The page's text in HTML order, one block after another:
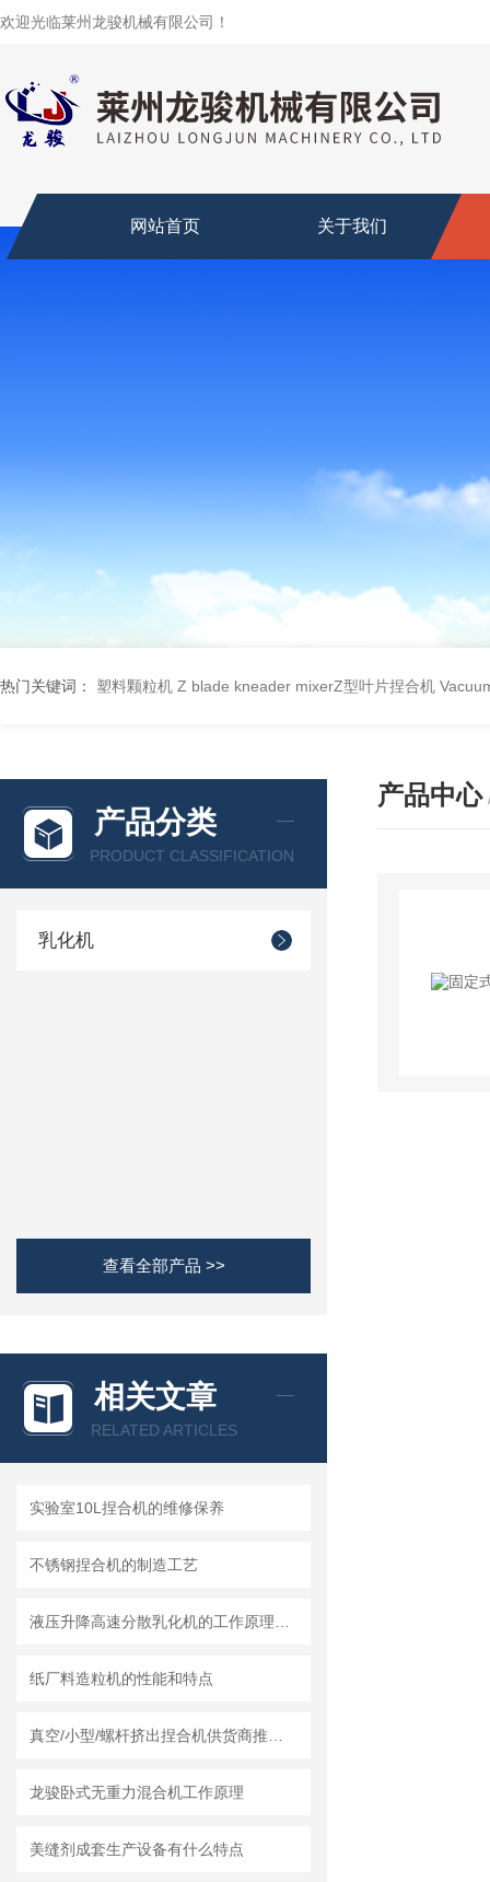
欢迎光临莱州龙骏机械有限公司！
网站首页 关于我们
热门关键词： 塑料颗粒机 Z blade kneader mixerZ型叶片捏合机
产品分类
PRODUCT CLASSIFICATION
乳化机
查看全部产品 >>
相关文章
RELATED ARTICLES
实验室10L捏合机的维修保养
不锈钢捏合机的制造工艺
纸厂料造粒机的性能和特点
龙骏卧式无重力混合机工作原理
美缝剂成套生产设备有什么特点
产品中心